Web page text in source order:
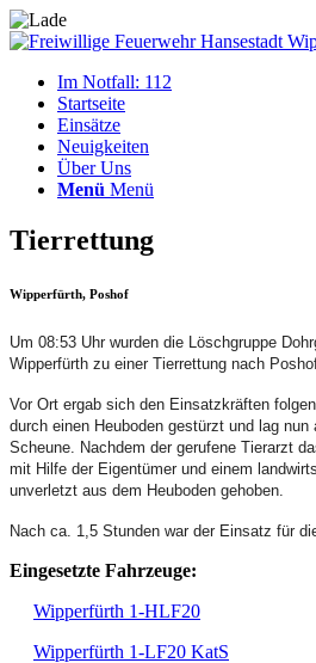
Im Notfall: 112
Startseite
Einsätze
Neuigkeiten
Über Uns
Menü Menü
Tierrettung
Wipperfürth, Poshof
Um 08:53 Uhr wurden die Löschgruppe
Wipperfürth zu einer Tierrettung nach
Vor Ort ergab sich den Einsatzkräften
durch einen Heuboden gestürzt und lag nun
Scheune. Nachdem der gerufene Tierarzt
mit Hilfe der Eigentümer und einem
unverletzt aus dem Heuboden gehoben.
Nach ca. 1,5 Stunden war der Einsatz für
Eingesetzte Fahrzeuge:
Wipperfürth 1-HLF20
Wipperfürth 1-LF20 KatS